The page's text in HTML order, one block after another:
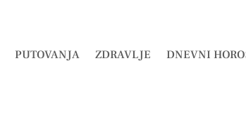
PUTOVANJA ZDRAVLJE DNEVNI